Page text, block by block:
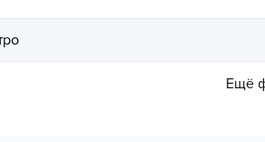
Ещё